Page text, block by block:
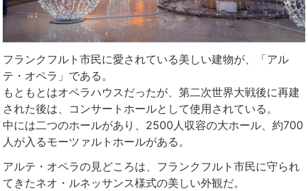
フランクフルト市民に愛されている美しい建物が、「アル
テ・オペラ」である。
もともとはオペラハウスだったが、第二次世界大戦後に再建
された後は、コンサートホールとして使用されている。
中には二つのホールがあり、2500人収容の大ホール、約700
人が入るモーツァルトホールがある。
アルテ・オペラの見どころは、フランクフルト市民に守られ
てきたネオ・ルネッサンス様式の美しい外観だ。